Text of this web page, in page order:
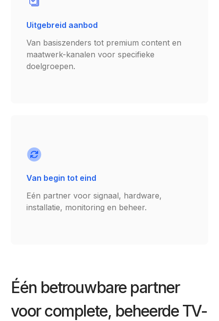
Uitgebreid aanbod
Van basiszenders tot premium content en
maatwerk-kanalen voor specifieke
doelgroepen.
Van begin tot eind
Eén partner voor signaal, hardware,
installatie, monitoring en beheer.
Één betrouwbare partner
voor complete, beheerde TV-